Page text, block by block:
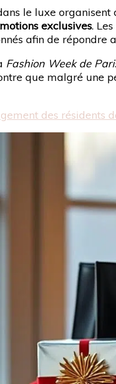
le luxe organisent
exclusives.
afin de répondre
Fashion Week de
que malgré une
des résidents